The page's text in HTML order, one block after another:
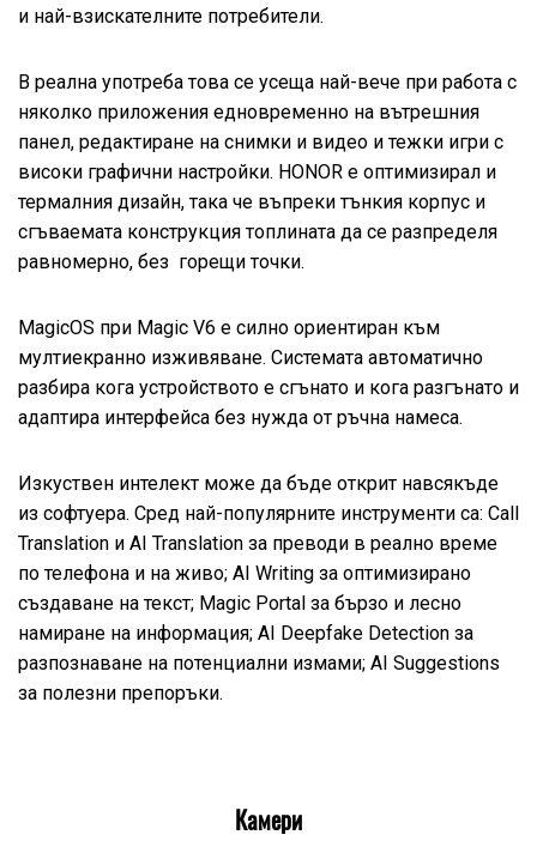
и най-взискателните потребители.
В реална употреба това се усеща най-вече при работа с
няколко приложения едновременно на вътрешния
панел, редактиране на снимки и видео и тежки игри с
високи графични настройки. HONOR е оптимизирал и
термалния дизайн, така че въпреки тънкия корпус и
сгъваемата конструкция топлината да се разпределя
равномерно, без горещи точки.
MagicOS при Magic V6 е силно ориентиран към
мултиекранно изживяване. Системата автоматично
разбира кога устройството е сгънато и кога разгънато и
адаптира интерфейса без нужда от ръчна намеса.
Изкуствен интелект може да бъде открит навсякъде
из софтуера. Сред най-популярните инструменти са: Call
Translation и AI Translation за преводи в реално време
по телефона и на живо; AI Writing за оптимизирано
създаване на текст; Magic Portal за бързо и лесно
намиране на информация; AI Deepfake Detection за
разпознаване на потенциални измами; AI Suggestions
за полезни препоръки.
Камери